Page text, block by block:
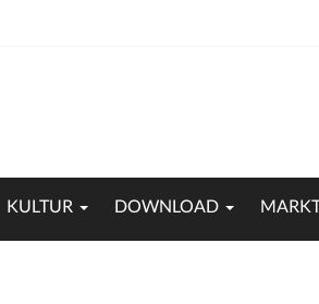
KULTUR DOWNLOAD